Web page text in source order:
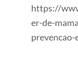
https://
er-de-